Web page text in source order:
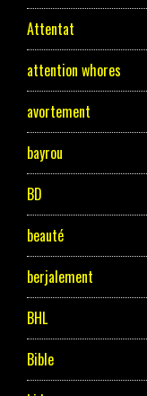
Attentat
attention whores
avortement
bayrou
BD
beauté
berjalement
BHL
Bible